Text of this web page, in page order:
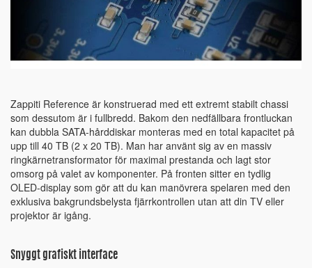
Zappiti Reference är konstruerad med ett extremt stabilt chassi
som dessutom är i fullbredd. Bakom den nedfällbara frontluckan
kan dubbla SATA-hårddiskar monteras med en total kapacitet på
upp till 40 TB (2 x 20 TB). Man har använt sig av en massiv
ringkärnetransformator för maximal prestanda och lagt stor
omsorg på valet av komponenter. På fronten sitter en tydlig
OLED-display som gör att du kan manövrera spelaren med den
exklusiva bakgrundsbelysta fjärrkontrollen utan att din TV eller
projektor är igång.
Snyggt grafiskt interface